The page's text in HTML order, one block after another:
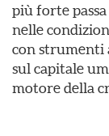
più forte
nelle
con strumenti
sul capitale
motore della